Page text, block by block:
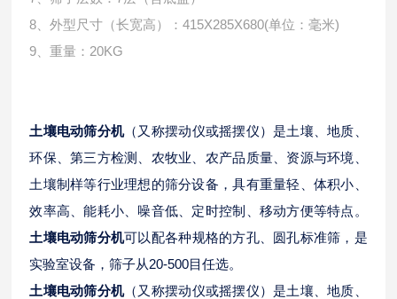
8、外型尺寸（长宽高）：415X285X680(单位：毫米)
9、重量：20KG
土壤电动筛分机（又称摆动仪或摇摆仪）是土壤、地质、
环保、第三方检测、农牧业、农产品质量、资源与环境、
土壤制样等行业理想的筛分设备，具有重量轻、体积小、
效率高、能耗小、噪音低、定时控制、移动方便等特点。
土壤电动筛分机可以配各种规格的方孔、圆孔标准筛，是
实验室设备，筛子从20-500目任选。
土壤电动筛分机（又称摆动仪或摇摆仪）是土壤、地质、